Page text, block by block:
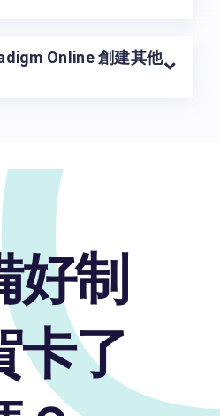
Online 創建其他
好制
卡了